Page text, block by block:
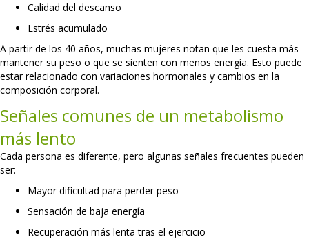
Calidad del descanso
Estrés acumulado
A partir de los 40 años, muchas mujeres notan que les cuesta más
mantener su peso o que se sienten con menos energía. Esto puede
estar relacionado con variaciones hormonales y cambios en la
composición corporal.
Señales comunes de un metabolismo
más lento
Cada persona es diferente, pero algunas señales frecuentes pueden
ser:
Mayor dificultad para perder peso
Sensación de baja energía
Recuperación más lenta tras el ejercicio